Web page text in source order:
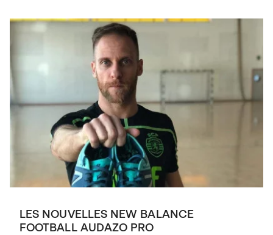
LES NOUVELLES NEW BALANCE
FOOTBALL AUDAZO PRO